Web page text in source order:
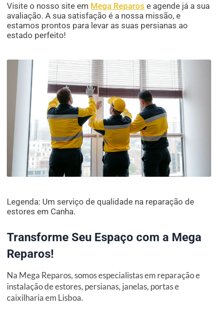
Visite o nosso site em Mega Reparos e agende já a sua
avaliação. A sua satisfação é a nossa missão, e
estamos prontos para levar as suas persianas ao
estado perfeito!
Legenda: Um serviço de qualidade na reparação de
estores em Canha.
Transforme Seu Espaço com a Mega
Reparos!
Na Mega Reparos, somos especialistas em reparação e
instalação de estores, persianas, janelas, portas e
caixilharia em Lisboa.